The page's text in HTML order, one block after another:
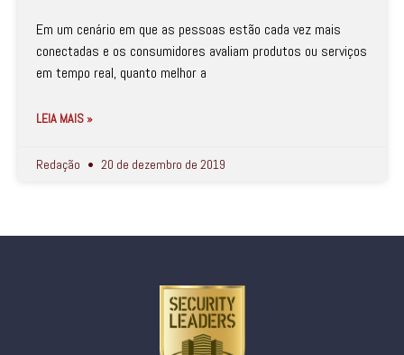
Em um cenário em que as pessoas estão cada vez mais
conectadas e os consumidores avaliam produtos ou serviços
em tempo real, quanto melhor a
LEIA MAIS »
Redação 20 de dezembro de 2019